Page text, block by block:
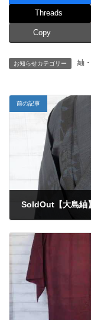
Threads
Copy
お知らせカテゴリー 紬
前の記事
SoldOut【大島紬